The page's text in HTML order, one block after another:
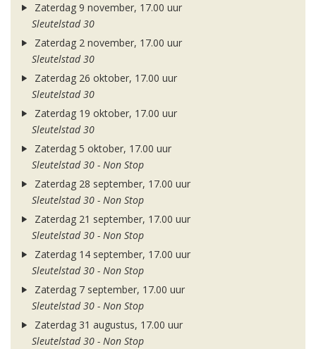
Zaterdag 9 november, 17.00 uur
Sleutelstad 30
Zaterdag 2 november, 17.00 uur
Sleutelstad 30
Zaterdag 26 oktober, 17.00 uur
Sleutelstad 30
Zaterdag 19 oktober, 17.00 uur
Sleutelstad 30
Zaterdag 5 oktober, 17.00 uur
Sleutelstad 30 - Non Stop
Zaterdag 28 september, 17.00 uur
Sleutelstad 30 - Non Stop
Zaterdag 21 september, 17.00 uur
Sleutelstad 30 - Non Stop
Zaterdag 14 september, 17.00 uur
Sleutelstad 30 - Non Stop
Zaterdag 7 september, 17.00 uur
Sleutelstad 30 - Non Stop
Zaterdag 31 augustus, 17.00 uur
Sleutelstad 30 - Non Stop